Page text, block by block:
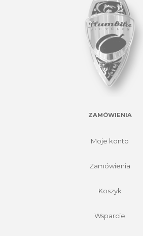
ZAMÓWIENIA
Moje konto
Zamówienia
Koszyk
Wsparcie